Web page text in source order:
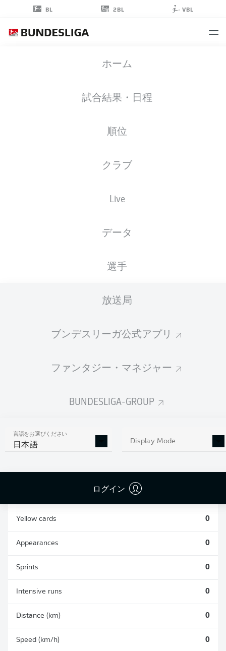
BL 2BL VBL
ホーム
試合結果・日程
順位
クラブ
Live
データ
選手
放送局
ブンデスリーガ公式アプリ
ファンタジー・マネジャー
BUNDESLIGA-GROUP
言語をお選びください
日本語 Display Mode
ログイン
20.07.2000
統計 シーズン 2023/2024
AERIAL DUELS
WON
Yellow cards 0
Appearances 0
Sprints 0
Intensive runs 0
Distance (km) 0
Speed (km/h) 0